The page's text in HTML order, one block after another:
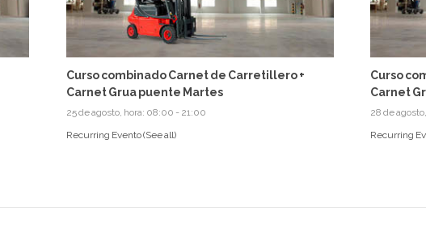
Curso combinado Carnet de Carretillero +
Carnet Grua puente Martes
25 de agosto, hora: 08:00 - 21:00
Recurring Evento(See all)
Curso
Carnet
28 de
Recurring